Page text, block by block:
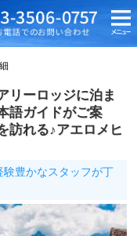
リーロッジに泊ま
語ガイドがご案
訪れる♪アエロメヒ
豊かなスタッフが丁